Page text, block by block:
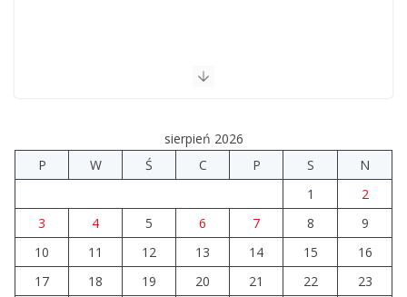
sierpień 2026
P
W Ś C P S
N
1
2
3
4 5 6 7 8
9
10
11 12 13 14 15
16
17
18 19 20 21 22
23